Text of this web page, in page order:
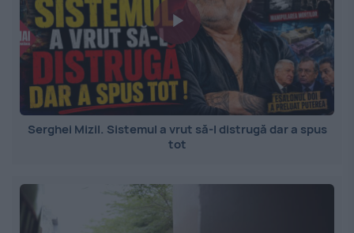
Serghei Mizil. Sistemul a vrut să-l distrugă dar a spus
tot